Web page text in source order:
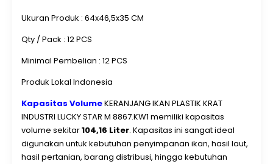
Spesifikasi KERANJANG IKAN PLASTIK KRAT
INDUSTRI LUCKY STAR M 8867.KW1
Ukuran Produk : 64x46,5x35 CM
Qty / Pack : 12 PCS
Minimal Pembelian : 12 PCS
Produk Lokal Indonesia
Kapasitas VolumeKERANJANG IKAN PLASTIK KRAT
INDUSTRI LUCKY STAR M 8867.KW1 memiliki kapasitas
volume sekitar104,16 Liter. Kapasitas ini sangat ideal
digunakan untuk kebutuhan penyimpanan ikan, hasil laut,
hasil pertanian, barang distribusi, hingga kebutuhan